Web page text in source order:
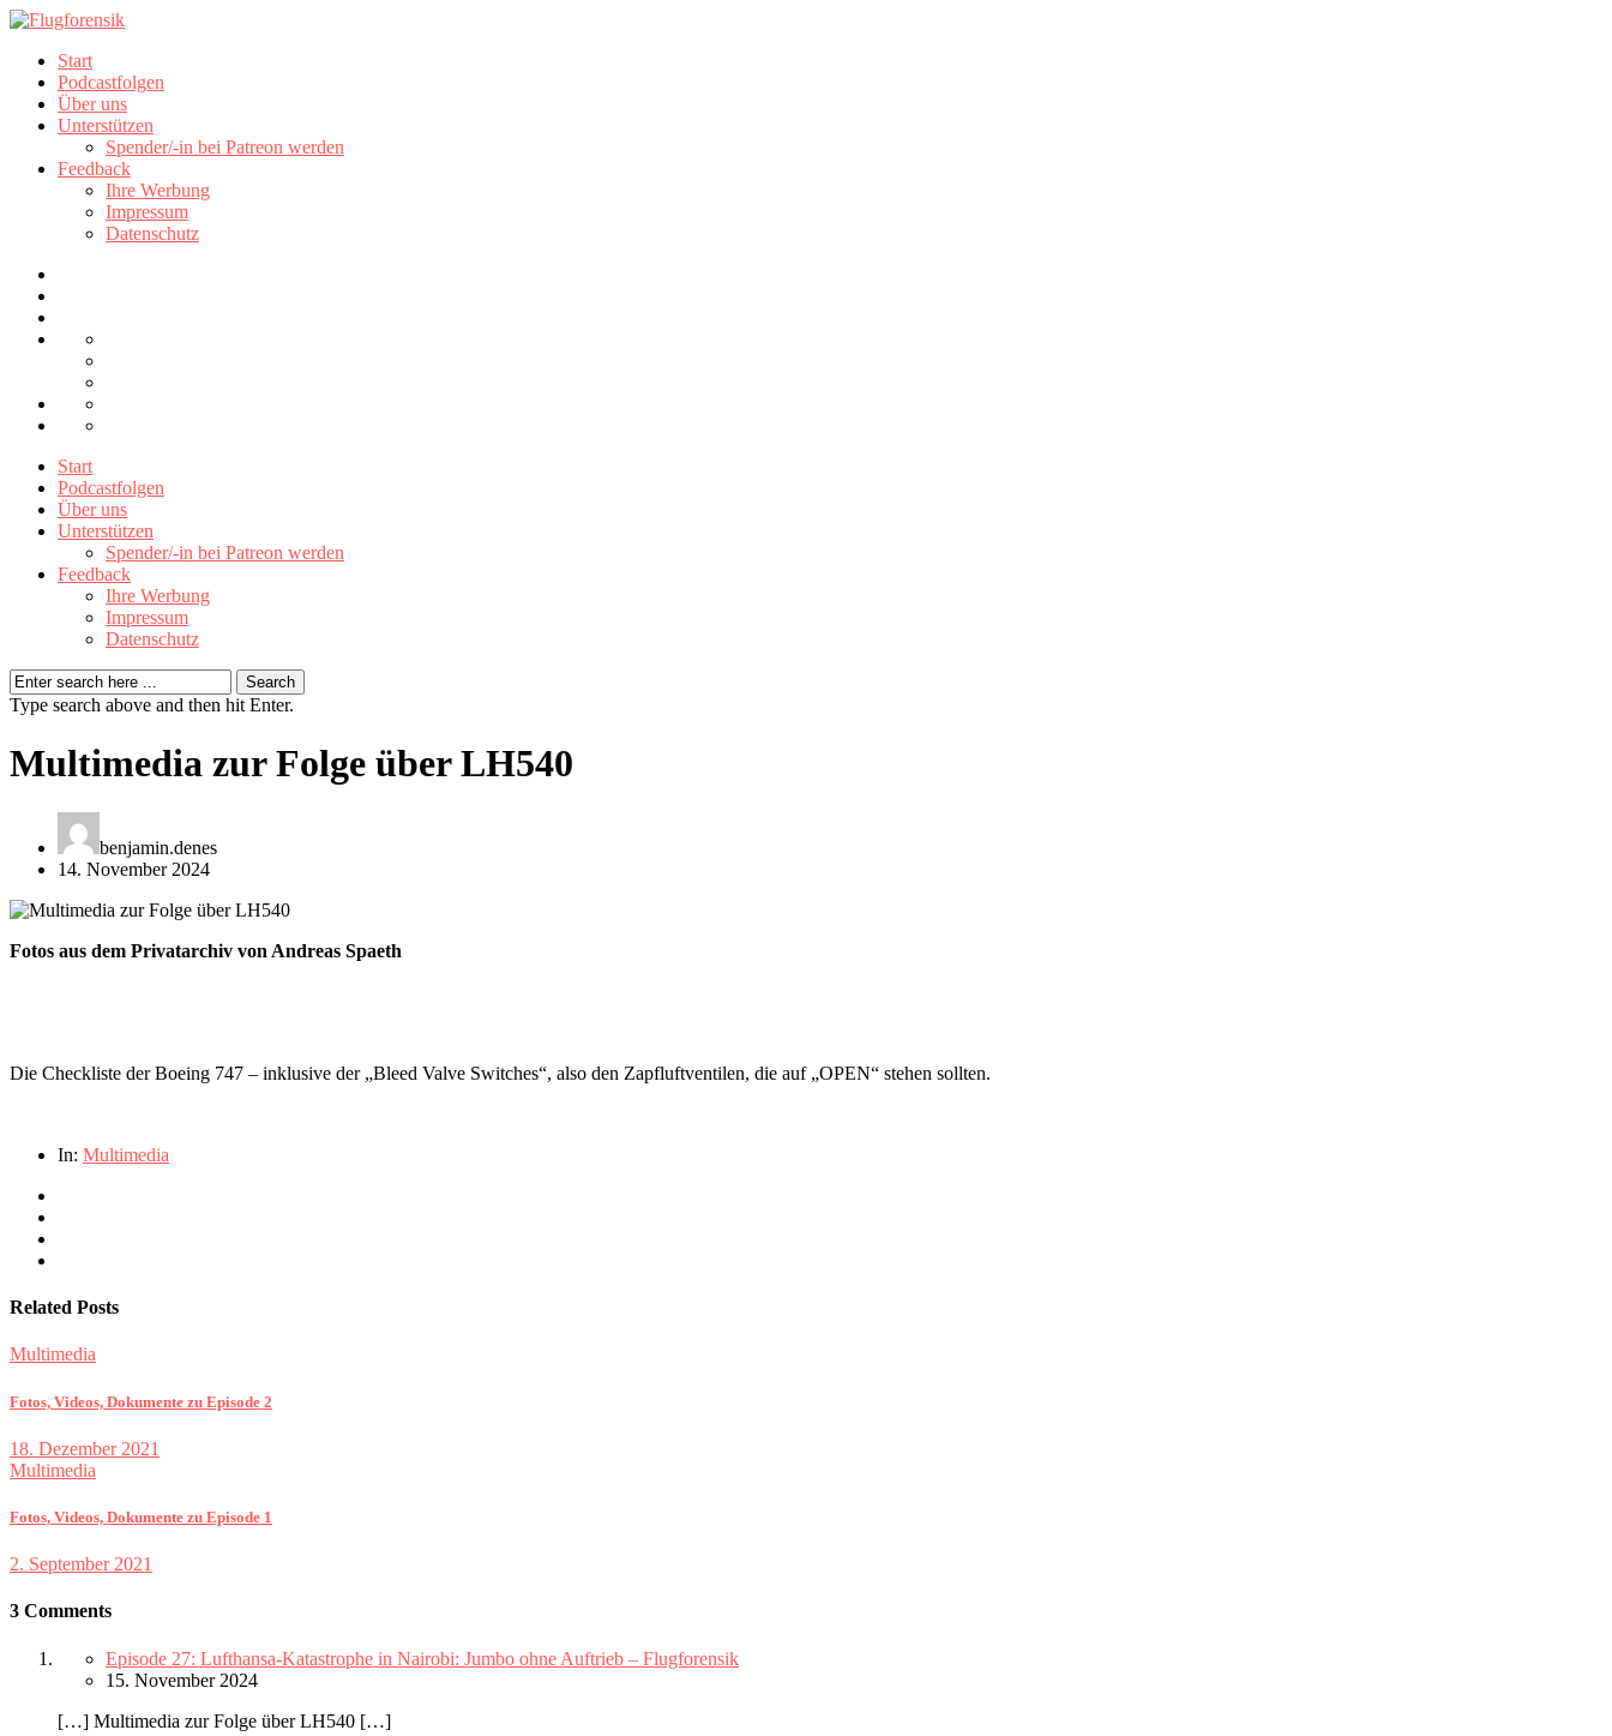
Start
Podcastfolgen
Über uns
Unterstützen
Spender/-in bei Patreon werden
Feedback
Ihre Werbung
Impressum
Datenschutz
Start
Podcastfolgen
Über uns
Unterstützen
Spender/-in bei Patreon werden
Feedback
Ihre Werbung
Impressum
Datenschutz
Type search above and then hit Enter.
Multimedia zur Folge über LH540
benjamin.denes
14. November 2024
Fotos aus dem Privatarchiv von Andreas Spaeth
Die Checkliste der Boeing 747 – inklusive der „Bleed Valve Switches“, also den Zapfluftventilen, die auf „OPEN“ stehen sollten.
In: Multimedia
Related Posts
Multimedia
Fotos, Videos, Dokumente zu Episode 2
18. Dezember 2021
Multimedia
Fotos, Videos, Dokumente zu Episode 1
2. September 2021
3 Comments
Episode 27: Lufthansa-Katastrophe in Nairobi: Jumbo ohne Auftrieb – Flugforensik
15. November 2024
[…] Multimedia zur Folge über LH540 […]